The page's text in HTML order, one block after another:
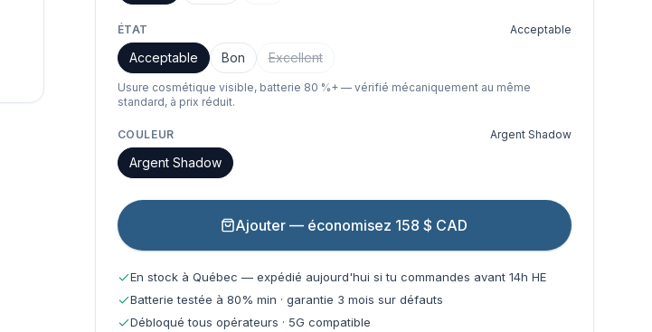
ÉTAT Acceptable
Acceptable Bon Excellent
Usure cosmétique visible, batterie 80 %+ — vérifié mécaniquement au même
standard, à prix réduit.
COULEUR Argent Shadow
Argent Shadow
Ajouter — économisez 158 $ CAD
En stock à Québec — expédié aujourd'hui si tu commandes avant 14h HE
Batterie testée à 80% min · garantie 3 mois sur défauts
Débloqué tous opérateurs · 5G compatible